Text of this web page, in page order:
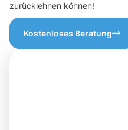
zurücklehnen können!
Kostenloses Beratung